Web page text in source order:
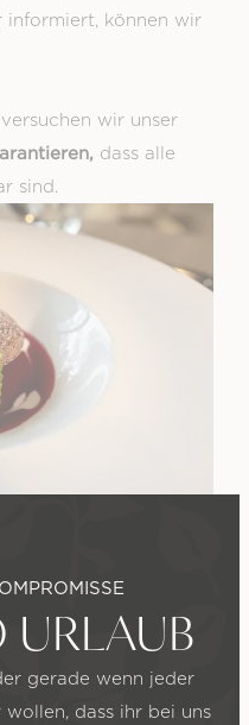
informiert, können wir
wir unser
dass alle
sind.
URLAUB
gerade wenn jeder
dass ihr bei uns